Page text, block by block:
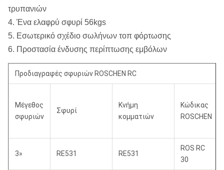
τρυπανιών
4. Ένα ελαφρύ σφυρί 56kgs
5. Εσωτερικό σχέδιο σωλήνων τοπ φόρτωσης
6. Προστασία ένδυσης περίπτωσης εμβόλων
Προδιαγραφές σφυριών ROSCHEN RC
Μέγεθος
σφυριών
Σφυρί
Κνήμη
κομματιών
Κώδικας
ROSCHEN
3» RE531 RE531
ROS RC
30